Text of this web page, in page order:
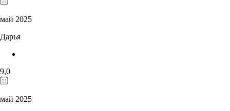
май 2025
Дарья
9,0
май 2025